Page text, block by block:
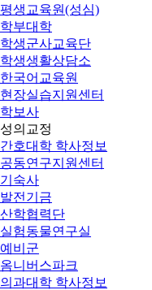
평생교육원(성심)
학부대학
학생군사교육단
학생생활상담소
한국어교육원
현장실습지원센터
학보사
성의교정
간호대학 학사정보
공동연구지원센터
기숙사
발전기금
산학협력단
실험동물연구실
예비군
옴니버스파크
의과대학 학사정보